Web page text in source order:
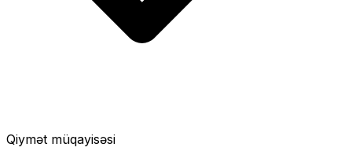
Qiymət müqayisəsi